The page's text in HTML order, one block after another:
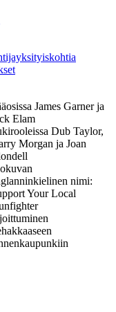
James Garner ja
Elam
Dub Taylor,
Morgan ja Joan
nimi:
Your Local